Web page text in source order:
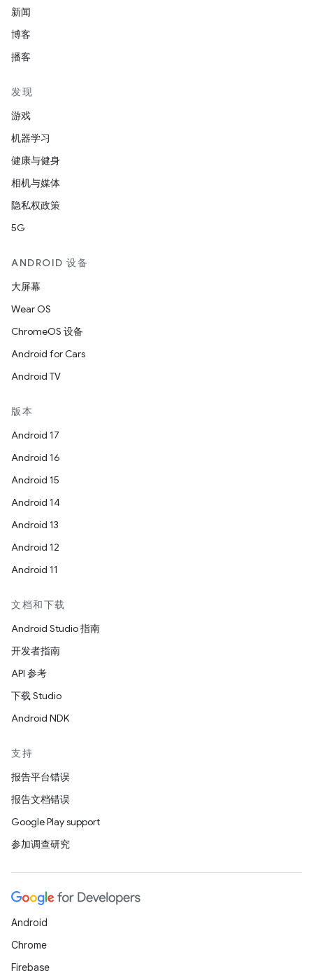
新闻
博客
播客
发现
游戏
机器学习
健康与健身
相机与媒体
隐私权政策
5G
ANDROID 设备
大屏幕
Wear OS
ChromeOS 设备
Android for Cars
Android TV
版本
Android 17
Android 16
Android 15
Android 14
Android 13
Android 12
Android 11
文档和下载
Android Studio 指南
开发者指南
API 参考
下载 Studio
Android NDK
支持
报告平台错误
报告文档错误
Google Play support
参加调查研究
Android
Chrome
Firebase